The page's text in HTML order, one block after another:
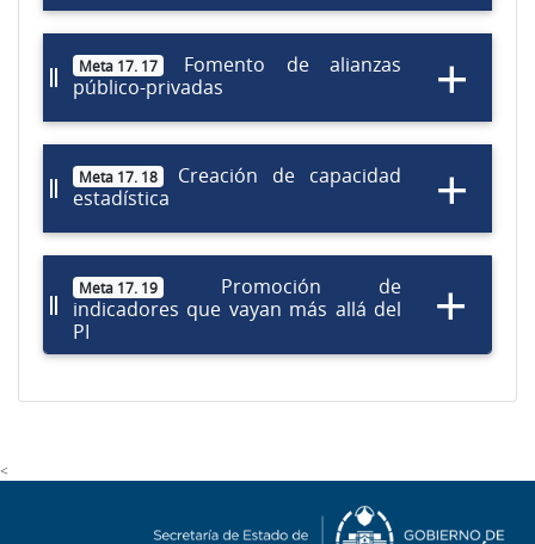
Meta 17. 17 Fomento de alianzas
público-privadas
Meta 17. 18 Creación de capacidad
estadística
Meta 17. 19 Promoción de
indicadores que vayan más allá del
PI
<